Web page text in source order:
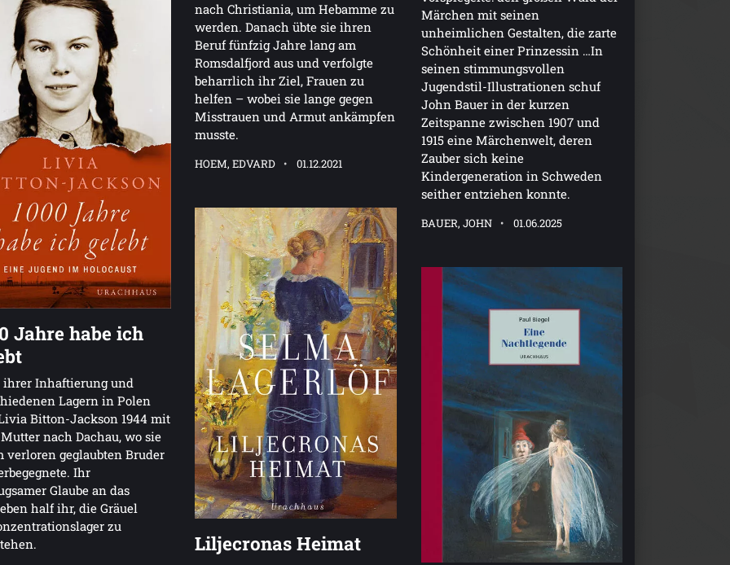
Märchen mit seinen
unheimlichen Gestalten, die zarte
Schönheit einer Prinzessin …In
seinen stimmungsvollen
Jugendstil-Illustrationen schuf
John Bauer in der kurzen
Zeitspanne zwischen 1907 und
1915 eine Märchenwelt, deren
Zauber sich keine
Kindergeneration in Schweden
seither entziehen konnte.
BAUER, JOHN 01.06.2025
nach Christiania, um Hebamme zu
werden. Danach übte sie ihren
Beruf fünfzig Jahre lang am
Romsdalfjord aus und verfolgte
beharrlich ihr Ziel, Frauen zu
helfen – wobei sie lange gegen
Misstrauen und Armut ankämpfen
musste.
HOEM, EDVARD 01.12.2021
Jahre habe ich
ihrer Inhaftierung und
Lagern in Polen
Bitton-Jackson 1944 mit
nach Dachau, wo sie
verloren geglaubten Bruder
Ihr
Glaube an das
half ihr, die Gräuel
zu
Liljecronas Heimat